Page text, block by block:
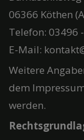
06366 Köthen
Telefon: 03496
E-Mail:
Weitere
dem
werden.